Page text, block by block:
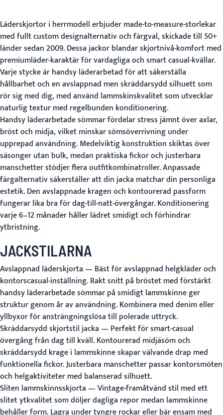
Läderskjortor i herrmodell erbjuder made-to-measure-storlekar
med fullt custom designalternativ och färgval, skickade till 50+
länder sedan 2009. Dessa jackor blandar skjortnivå-komfort med
premiumläder-karaktär för vardagliga och smart casual-kvällar.
Varje stycke är handsy läderarbetad för att säkerställa
hållbarhet och en avslappnad men skräddarsydd silhuett som
rör sig med dig, med använd lammskinskvalitet som utvecklar
naturlig textur med regelbunden konditionering.
Handsy läderarbetade sömmar fördelar stress jämnt över axlar,
bröst och midja, vilket minskar sömsöverrivning under
upprepad användning. Medelviktig konstruktion skiktas över
säsonger utan bulk, medan praktiska fickor och justerbara
manschetter stödjer flera outfitkombinatroller. Anpassade
färgalternativ säkerställer att din jacka matchar din personliga
estetik. Den avslappnade kragen och kontourerad passform
fungerar lika bra för dag-till-natt-övergångar. Konditionering
varje 6–12 månader håller lädret smidigt och förhindrar
ytbristning.
JACKSTILARNA
Avslappnad läderskjorta— Bäst för avslappnad helgkläder och
kontorscasual-inställning. Rakt snitt på bröstet med förstärkt
handsy läderarbetade sömmar på smidigt lammskinne ger
struktur genom år av användning. Kombinera med denim eller
yllbyxor för ansträngningslösa till polerade uttryck.
Skräddarsydd skjortstil jacka— Perfekt för smart-casual
övergång från dag till kväll. Kontourerad midjäsöm och
skräddarsydd krage i lammskinne skapar välvande drap med
funktionella fickor. Justerbara manschetter passar kontorsmöten
och helgaktiviteter med balanserad silhuett.
Sliten lammskinnsskjorta— Vintage-framåtvänd stil med ett
slitet ytkvalitet som döljer dagliga repor medan lammskinne
behåller form. Lagra under tyngre rockar eller bär ensam med